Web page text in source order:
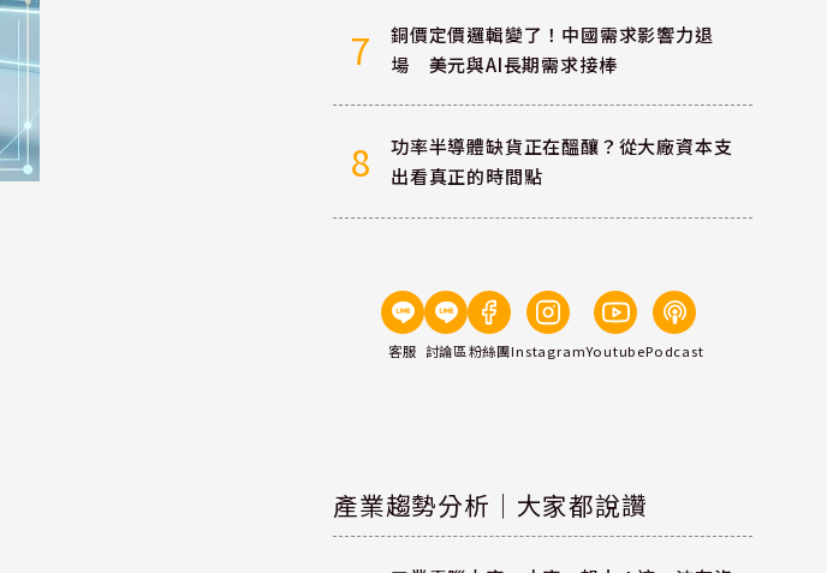
7
銅價定價邏輯變了！中國需求影響力退
場 美元與AI長期需求接棒
8
功率半導體缺貨正在醞釀？從大廠資本支
出看真正的時間點
客服 討論區粉絲團InstagramYoutubePodcast
產業趨勢分析｜大家都說讚